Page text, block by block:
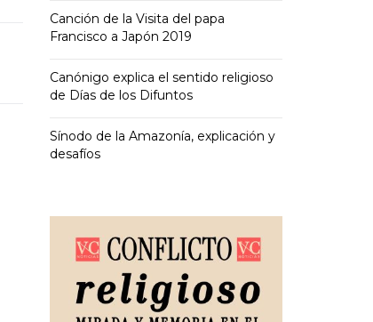
Canción de la Visita del papa
Francisco a Japón 2019
Canónigo explica el sentido religioso
de Días de los Difuntos
Sínodo de la Amazonía, explicación y
desafíos